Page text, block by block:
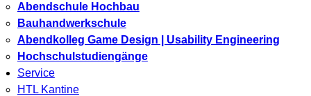
Abendschule Hochbau
Bauhandwerkschule
Abendkolleg Game Design | Usability Engineering
Hochschulstudiengänge
Service
HTL Kantine